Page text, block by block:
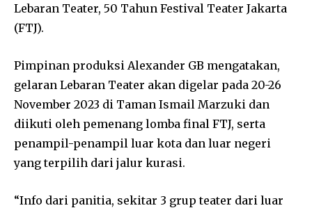
Lebaran Teater, 50 Tahun Festival Teater Jakarta
(FTJ).
Pimpinan produksi Alexander GB mengatakan,
gelaran Lebaran Teater akan digelar pada 20-26
November 2023 di Taman Ismail Marzuki dan
diikuti oleh pemenang lomba final FTJ, serta
penampil-penampil luar kota dan luar negeri
yang terpilih dari jalur kurasi.
“Info dari panitia, sekitar 3 grup teater dari luar